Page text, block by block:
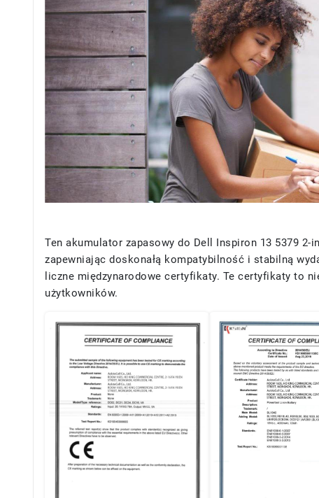
Ten akumulator zapasowy do Dell Inspiron 13 5379
zapewniając doskonałą kompatybilność i stabilną
liczne międzynarodowe certyfikaty. Te certyfikaty to
użytkowników.